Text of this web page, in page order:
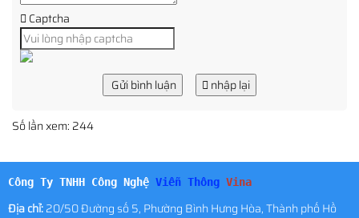
Captcha
Gửi bình luận nhập lại
Số lần xem: 244
Công Ty TNHH Công Nghệ Viễn Thông Vina
Địa chỉ:20/50 Đường số 5, Phường Bình Hưng Hòa, Thành phố Hồ